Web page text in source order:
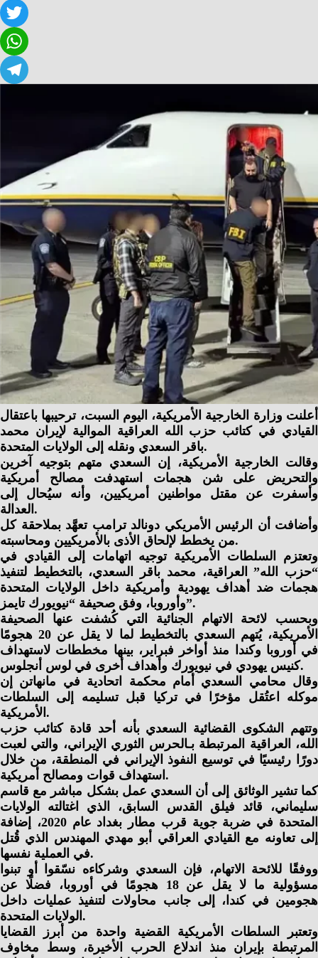
أعلنت وزارة الخارجية الأمريكية، اليوم السبت، ترحيبها باعتقال
القيادي في كتائب حزب الله العراقية الموالية لإيران محمد
باقر السعدي ونقله إلى الولايات المتحدة.
وقالت الخارجية الأمريكية، إن السعدي متهم بتوجيه آخرين
والتحريض على شن هجمات استهدفت مصالح أمريكية
وأسفرت عن مقتل مواطنين أمريكيين، وأنه سيُحال إلى
العدالة.
وأضافت أن الرئيس الأمريكي دونالد ترامب تعهَّد بملاحقة كل
من يخطط لإلحاق الأذى بالأمريكيين ومحاسبته.
وتعتزم السلطات الأمريكية توجيه اتهامات إلى القيادي في
“حزب الله” العراقية، محمد باقر السعدي، بالتخطيط لتنفيذ
هجمات ضد أهداف يهودية وأمريكية داخل الولايات المتحدة
وأوروبا، وفق صحيفة “نيويورك تايمز”.
وبحسب لائحة الاتهام الجنائية التي كُشفت عنها الصحيفة
الأمريكية، يُتهم السعدي بالتخطيط لما لا يقل عن 20 هجومًا
في أوروبا وكندا منذ أواخر فبراير، بينها مخططات لاستهداف
كنيس يهودي في نيويورك وأهداف أخرى في لوس أنجلوس.
وقال محامي السعدي أمام محكمة اتحادية في مانهاتن إن
موكله اعتُقل مؤخرًا في تركيا قبل تسليمه إلى السلطات
الأمريكية.
وتتهم الشكوى القضائية السعدي بأنه أحد قادة كتائب حزب
الله، العراقية المرتبطة بـالحرس الثوري الإيراني، والتي لعبت
دورًا رئيسيًا في توسيع النفوذ الإيراني في المنطقة، من خلال
استهداف قوات ومصالح أمريكية.
كما تشير الوثائق إلى أن السعدي عمل بشكل مباشر مع قاسم
سليماني، قائد فيلق القدس السابق، الذي اغتالته الولايات
المتحدة في ضربة جوية قرب مطار بغداد عام 2020، إضافة
إلى تعاونه مع القيادي العراقي أبو مهدي المهندس الذي قُتل
في العملية نفسها.
ووفقًا للائحة الاتهام، فإن السعدي وشركاءه نسّقوا أو تبنوا
مسؤولية ما لا يقل عن 18 هجومًا في أوروبا، فضلًا عن
هجومين في كندا، إلى جانب محاولات لتنفيذ عمليات داخل
الولايات المتحدة.
وتعتبر السلطات الأمريكية القضية واحدة من أبرز القضايا
المرتبطة بإيران منذ اندلاع الحرب الأخيرة، وسط مخاوف